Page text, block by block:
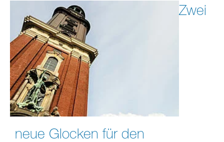
Zwei
neue Glocken für den